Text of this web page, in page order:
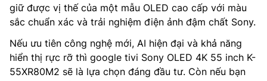
giữ được vị thế của một mẫu OLED cao cấp với màu
sắc chuẩn xác và trải nghiệm điện ảnh đậm chất Sony.
Nếu ưu tiên công nghệ mới, AI hiện đại và khả năng
hiển thị rực rỡ thì google tivi Sony OLED 4K 55 inch K-
55XR80M2 sẽ là lựa chọn đáng đầu tư. Còn nếu bạn